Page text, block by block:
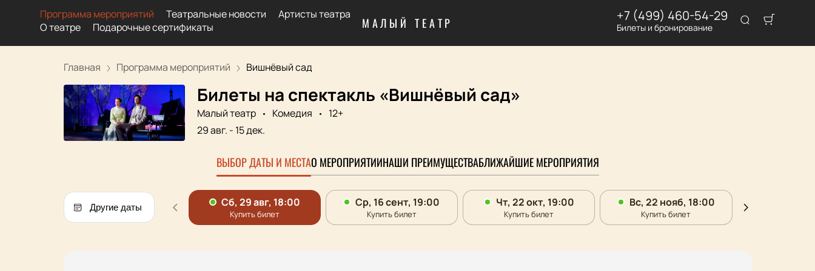
МАЛЫЙ ТЕАТР
Программа мероприятий Театральные новости
Артисты театра
О театре
Подарочные сертификаты
+7 (499) 460-54-29
Билеты и бронирование
Главная Программа мероприятий Вишнёвый сад
Билеты на спектакль «Вишнёвый сад»
Малый театр Комедия
12+
29 авг. - 15 дек.
ВЫБОР ДАТЫ И МЕСТАО МЕРОПРИЯТИИНАШИ ПРЕИМУЩЕСТВАБЛИЖАЙШИЕ МЕРОПРИЯТИЯ
Другие даты